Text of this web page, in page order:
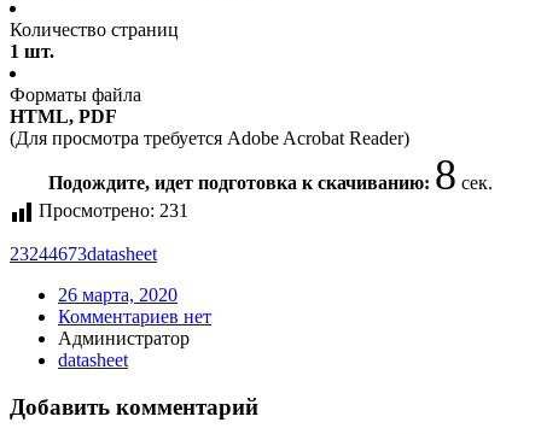
Количество страниц
1 шт.
Форматы файла
HTML, PDF
(Для просмотра требуется Adobe Acrobat Reader)
Подождите, идет подготовка к скачиванию: 8 сек.
Просмотрено: 231
23244673datasheet
26 марта, 2020
Комментариев нет
Администратор
datasheet
Добавить комментарий